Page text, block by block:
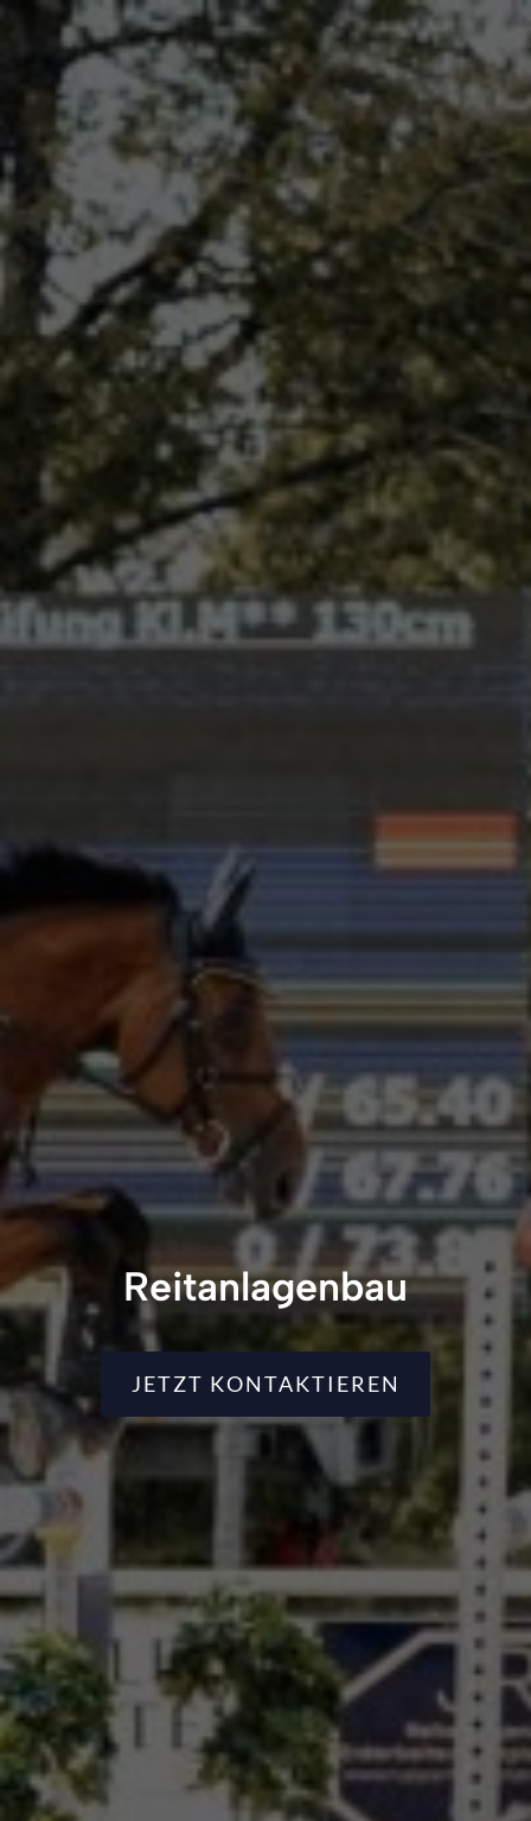
Reitanlagenbau
JETZT KONTAKTIEREN